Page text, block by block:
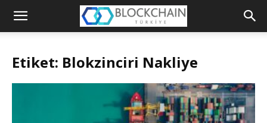
Blockchain
Etiket: Blokzinciri Nakliye